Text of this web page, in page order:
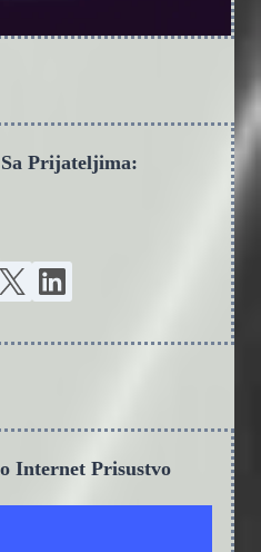
Prijateljima:
Internet Prisustvo